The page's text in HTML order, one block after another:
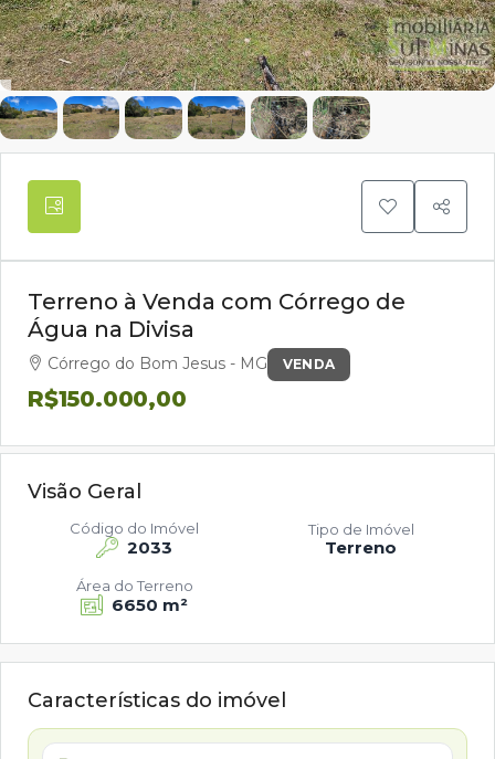
VENDA
Terreno à Venda com Córrego de
Água na Divisa
Córrego do Bom Jesus - MG
R$150.000,00
Visão Geral
2033
Código do Imóvel
Terreno
Tipo de Imóvel
6650 m²
Área do Terreno
Características do imóvel